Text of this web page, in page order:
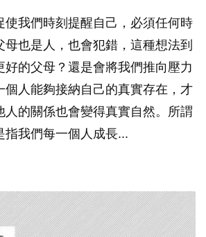
使我們時刻提醒自己，必須任何時
也是人，也會犯錯，這種想法到
好的父母？還是會將我們推向壓力
個人能夠接納自己的真實存在，才
人的關係也會變得真實自然。所謂
指我們每一個人成長...